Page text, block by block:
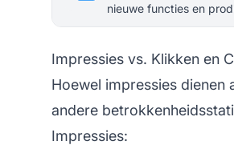
nieuwe functies en
Impressies vs. Klikken en
Hoewel impressies dienen
andere
Impressies: